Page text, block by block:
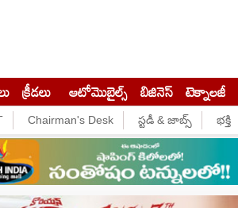
క్రీడలు ఆటోమొబైల్స్ బిజినెస్‌ టెక్నాలజీ
Chairman's Desk స్టడీ & జాబ్స్ భక్తి